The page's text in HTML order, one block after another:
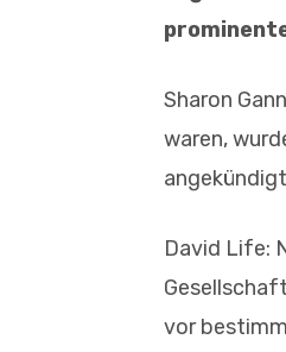
Sharon
waren,
David Life:
vor